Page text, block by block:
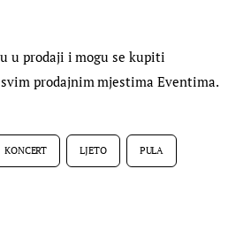
u prodaji i mogu se kupiti
prodajnim mjestima Eventima.
KONCERT LJETO PULA